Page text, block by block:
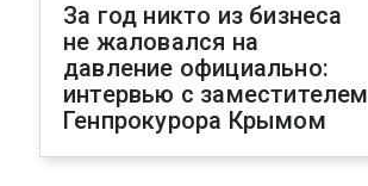
За год никто из бизнеса
не жаловался на
давление официально:
интервью с заместителем
Генпрокурора Крымом